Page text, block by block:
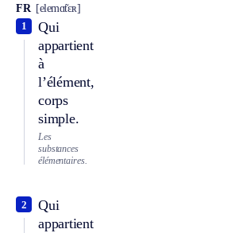
FR [elemɑ̃tɛʀ]
Qui
appartient
à
l’élément,
corps
simple.
1
Les
substances
élémentaires.
Qui
appartient
2